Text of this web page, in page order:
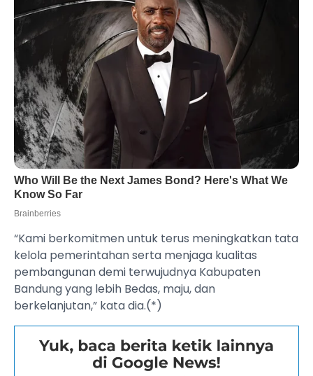
“Kami berkomitmen untuk terus meningkatkan tata
kelola pemerintahan serta menjaga kualitas
pembangunan demi terwujudnya Kabupaten
Bandung yang lebih Bedas, maju, dan
berkelanjutan,” kata dia.(*)